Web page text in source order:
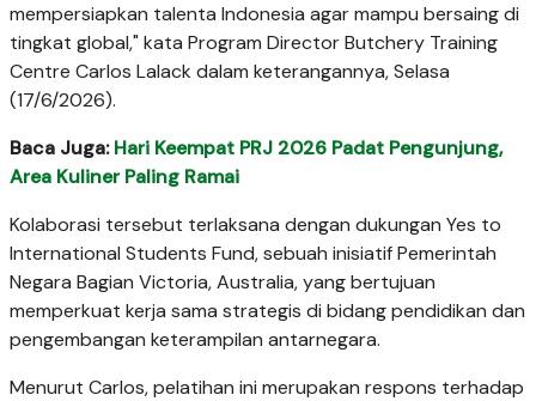
mempersiapkan talenta Indonesia agar mampu bersaing di
tingkat global," kata Program Director Butchery Training
Centre Carlos Lalack dalam keterangannya, Selasa
(17/6/2026).
Baca Juga:Hari Keempat PRJ 2026 Padat Pengunjung,
Area Kuliner Paling Ramai
Kolaborasi tersebut terlaksana dengan dukungan Yes to
International Students Fund, sebuah inisiatif Pemerintah
Negara Bagian Victoria, Australia, yang bertujuan
memperkuat kerja sama strategis di bidang pendidikan dan
pengembangan keterampilan antarnegara.
Menurut Carlos, pelatihan ini merupakan respons terhadap